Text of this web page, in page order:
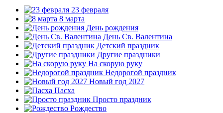
23 февраля
8 марта
День рождения
День Св. Валентина
Детский праздник
Другие праздники
На скорую руку
Недорогой праздник
Новый год 2027
Пасха
Просто праздник
Рождество